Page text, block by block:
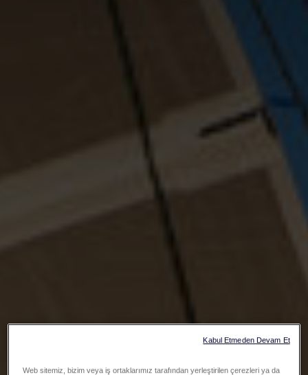
Web sitemiz, bizim veya iş ortaklarımız tarafından yerleştirilen çerezleri ya da
Kabul Etmeden Devam Et